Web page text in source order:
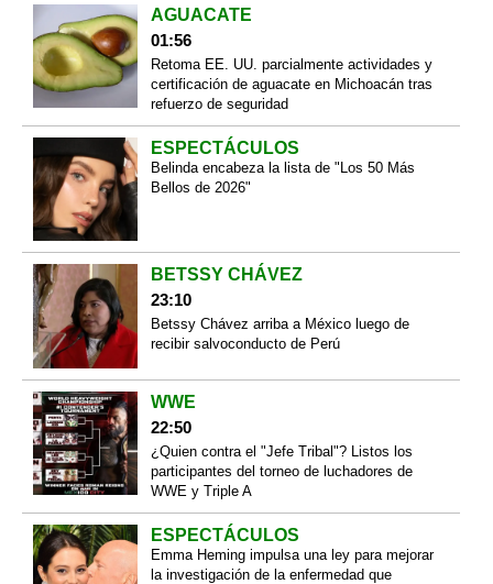
AGUACATE
01:56
Retoma EE. UU. parcialmente actividades y
certificación de aguacate en Michoacán tras
refuerzo de seguridad
ESPECTÁCULOS
Belinda encabeza la lista de "Los 50 Más
Bellos de 2026"
BETSSY CHÁVEZ
23:10
Betssy Chávez arriba a México luego de
recibir salvoconducto de Perú
WWE
22:50
¿Quien contra el "Jefe Tribal"? Listos los
participantes del torneo de luchadores de
WWE y Triple A
ESPECTÁCULOS
Emma Heming impulsa una ley para mejorar
la investigación de la enfermedad que